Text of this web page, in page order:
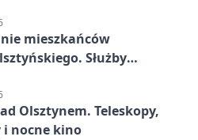
mieszkańców
Służby
Olsztynem. Teleskopy,
nocne kino